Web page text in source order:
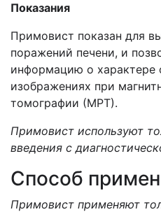
Показания
Примовист показан для
поражений печени, и
информацию о характере
изображениях при
томографии (МРТ).
Примовист используют
введения с
Способ
Примовист применяют